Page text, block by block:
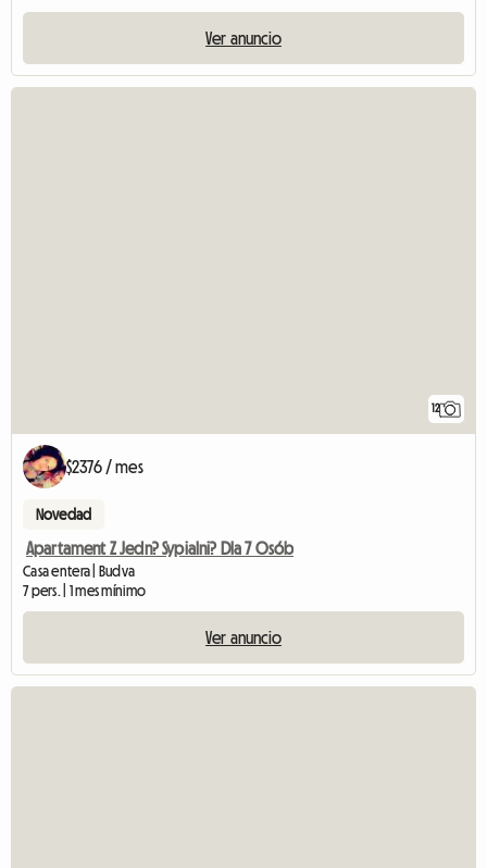
Ver anuncio
12
$2376 / mes
Novedad
Apartament Z Jedn? Sypialni? Dla 7 Osób
Casa entera | Budva
7 pers. | 1 mes mínimo
Ver anuncio